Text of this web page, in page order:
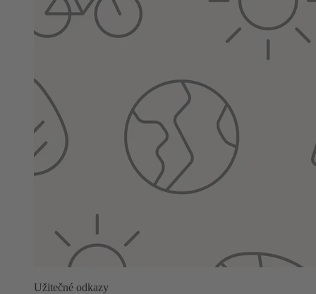
Užitečné odkazy